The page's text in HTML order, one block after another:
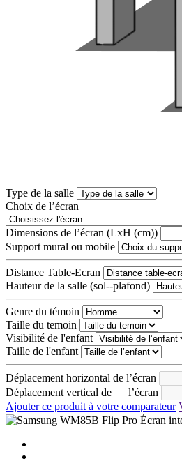
Type de la salle
Choix de l’écran
Dimensions de l’écran (LxH (cm))
Support mural ou mobile
Distance Table-Ecran
Hauteur de la salle (sol--plafond)
Genre du témoin
Taille du temoin
Visibilité de l'enfant
Taille de l'enfant
Déplacement horizontal de l’écran
Déplacement vertical de l’écran
Ajouter ce produit à votre comparateur